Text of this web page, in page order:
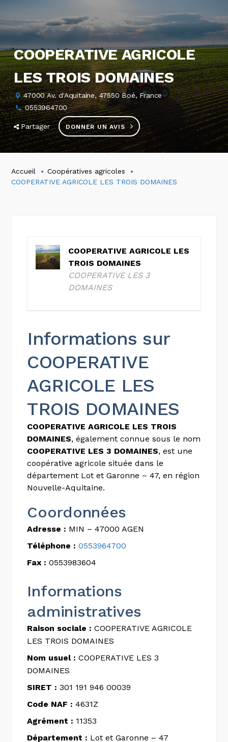
COOPERATIVE AGRICOLE
LES TROIS DOMAINES
47000 Av. d'Aquitaine, 47550 Boé, France
0553964700
Partager DONNER UN AVIS
Accueil
Coopératives agricoles
COOPERATIVE AGRICOLE LES TROIS DOMAINES
COOPERATIVE AGRICOLE LES
TROIS DOMAINES
COOPERATIVE LES 3
DOMAINES
Informations sur
COOPERATIVE
AGRICOLE LES
TROIS DOMAINES
COOPERATIVE AGRICOLE LES TROIS
DOMAINES, également connue sous le nom
COOPERATIVE LES 3 DOMAINES, est une
coopérative agricole située dans le
département Lot et Garonne – 47, en région
Nouvelle-Aquitaine.
Coordonnées
Adresse : MIN – 47000 AGEN
Téléphone : 0553964700
Fax : 0553983604
Informations
administratives
Raison sociale : COOPERATIVE AGRICOLE
LES TROIS DOMAINES
Nom usuel : COOPERATIVE LES 3
DOMAINES
SIRET : 301 191 946 00039
Code NAF : 4631Z
Agrément : 11353
Département : Lot et Garonne – 47